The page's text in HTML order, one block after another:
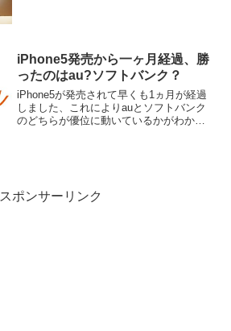
iPhone5発売から一ヶ月経過、勝
ったのはau?ソフトバンク？
iPhone5が発売されて早くも1ヵ月が経過
しました、これによりauとソフトバンク
のどちらが優位に動いているかがわかっ
スポンサーリンク